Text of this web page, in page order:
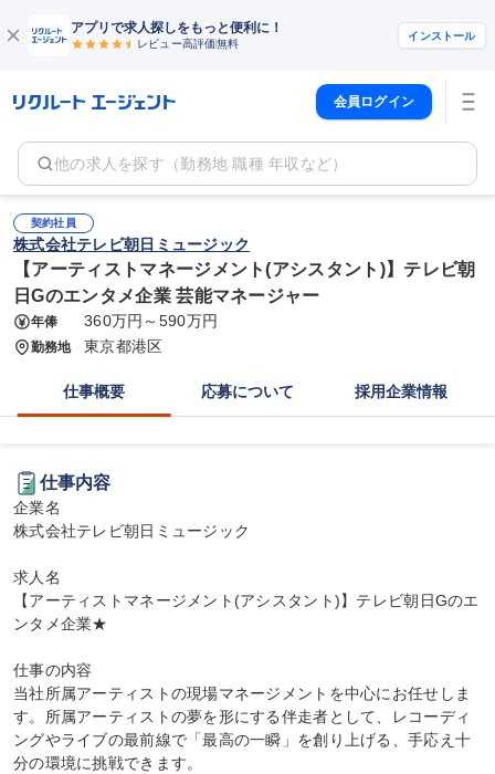
アプリで求人探しをもっと便利に！
レビュー高評価無料
インストール
会員ログイン
他の求人を探す（勤務地 職種 年収など）
契約社員
株式会社テレビ朝日ミュージック
【アーティストマネージメント(アシスタント)】テレビ朝
日Gのエンタメ企業 芸能マネージャー
年俸 360万円～590万円
勤務地 東京都港区
仕事概要 応募について 採用企業情報
仕事内容
企業名
株式会社テレビ朝日ミュージック
求人名
【アーティストマネージメント(アシスタント)】テレビ朝日Gのエ
ンタメ企業★
仕事の内容
当社所属アーティストの現場マネージメントを中心にお任せしま
す。所属アーティストの夢を形にする伴走者として、レコーディ
ングやライブの最前線で「最高の一瞬」を創り上げる、手応え十
分の環境に挑戦できます。